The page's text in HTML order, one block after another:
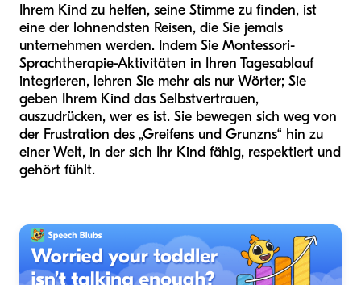
Ihrem Kind zu helfen, seine Stimme zu finden, ist
eine der lohnendsten Reisen, die Sie jemals
unternehmen werden. Indem Sie Montessori-
Sprachtherapie-Aktivitäten in Ihren Tagesablauf
integrieren, lehren Sie mehr als nur Wörter; Sie
geben Ihrem Kind das Selbstvertrauen,
auszudrücken, wer es ist. Sie bewegen sich weg von
der Frustration des „Greifens und Grunzns“ hin zu
einer Welt, in der sich Ihr Kind fähig, respektiert und
gehört fühlt.